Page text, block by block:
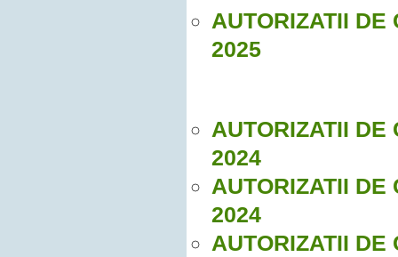
AUTORIZATII DE
2025
AUTORIZATII DE
2024
AUTORIZATII DE
2024
AUTORIZATII DE